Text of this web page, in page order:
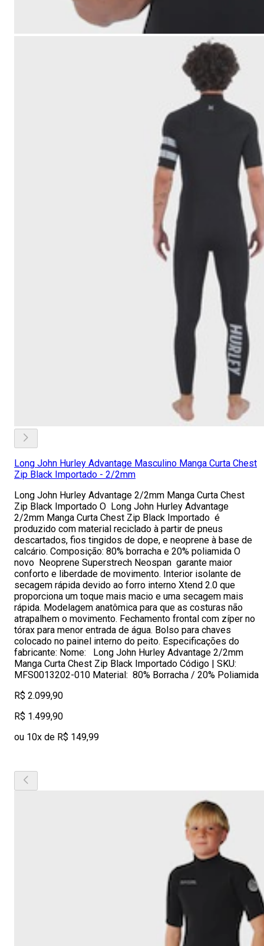
Long John Hurley Advantage Masculino Manga Curta Chest
Zip Black Importado - 2/2mm
Long John Hurley Advantage 2/2mm Manga Curta Chest
Zip Black Importado O Long John Hurley Advantage
2/2mm Manga Curta Chest Zip Black Importado é
produzido com material reciclado à partir de pneus
descartados, fios tingidos de dope, e neoprene à base de
calcário. Composição: 80% borracha e 20% poliamida O
novo Neoprene Superstrech Neospan garante maior
conforto e liberdade de movimento. Interior isolante de
secagem rápida devido ao forro interno Xtend 2.0 que
proporciona um toque mais macio e uma secagem mais
rápida. Modelagem anatômica para que as costuras não
atrapalhem o movimento. Fechamento frontal com zíper no
tórax para menor entrada de água. Bolso para chaves
colocado no painel interno do peito. Especificações do
fabricante: Nome: Long John Hurley Advantage 2/2mm
Manga Curta Chest Zip Black Importado Código | SKU:
MFS0013202-010 Material: 80% Borracha / 20% Poliamida
R$ 2.099,90
R$ 1.499,90
ou 10x de R$ 149,99